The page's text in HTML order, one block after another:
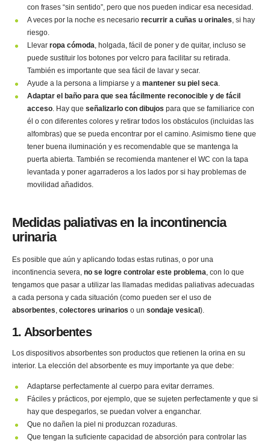
con frases “sin sentido”, pero que nos pueden indicar esa necesidad.
A veces por la noche es necesario recurrir a cuñas u orinales, si hay
riesgo.
Llevar ropa cómoda, holgada, fácil de poner y de quitar, incluso se
puede sustituir los botones por velcro para facilitar su retirada.
También es importante que sea fácil de lavar y secar.
Ayude a la persona a limpiarse y a mantener su piel seca.
Adaptar el baño para que sea fácilmente reconocible y de fácil
acceso. Hay que señalizarlo con dibujos para que se familiarice con
él o con diferentes colores y retirar todos los obstáculos (incluidas las
alfombras) que se pueda encontrar por el camino. Asimismo tiene que
tener buena iluminación y es recomendable que se mantenga la
puerta abierta. También se recomienda mantener el WC con la tapa
levantada y poner agarraderos a los lados por si hay problemas de
movilidad añadidos.
Medidas paliativas en la incontinencia
urinaria
Es posible que aún y aplicando todas estas rutinas, o por una
incontinencia severa, no se logre controlar este problema, con lo que
tengamos que pasar a utilizar las llamadas medidas paliativas adecuadas
a cada persona y cada situación (como pueden ser el uso de
absorbentes, colectores urinarios o un sondaje vesical ).
1. Absorbentes
Los dispositivos absorbentes son productos que retienen la orina en su
interior. La elección del absorbente es muy importante ya que debe:
Adaptarse perfectamente al cuerpo para evitar derrames.
Fáciles y prácticos, por ejemplo, que se sujeten perfectamente y que si
hay que despegarlos, se puedan volver a enganchar.
Que no dañen la piel ni produzcan rozaduras.
Que tengan la suficiente capacidad de absorción para controlar las